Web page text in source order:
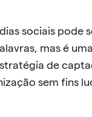
sociais pode
mas é
de
sem fins